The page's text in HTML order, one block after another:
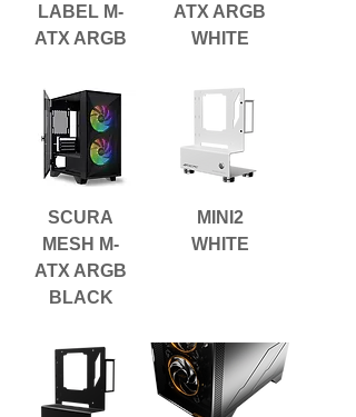
LABEL M-
ATX ARGB
ATX ARGB
WHITE
SCURA
MESH M-
ATX ARGB
BLACK
MINI2
WHITE